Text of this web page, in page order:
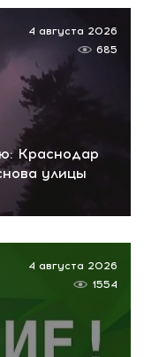
Краснодар
улицы
4 августа 2026
685
4 августа 2026
1554